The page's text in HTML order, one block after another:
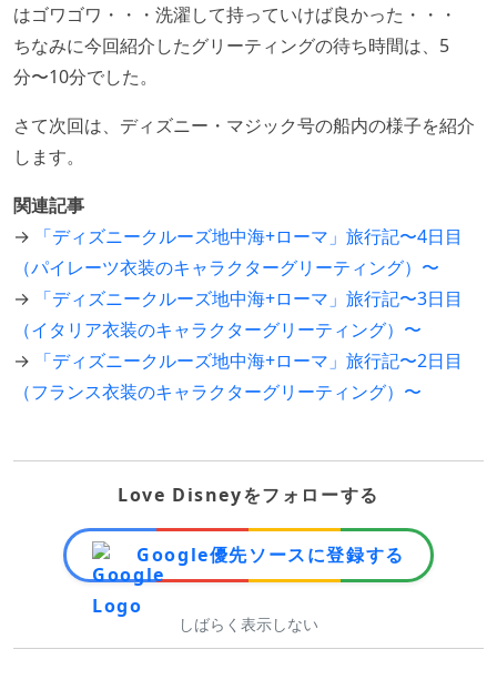
はゴワゴワ・・・洗濯して持っていけば良かった・・・
ちなみに今回紹介したグリーティングの待ち時間は、5
分〜10分でした。
さて次回は、ディズニー・マジック号の船内の様子を紹介
します。
関連記事
→
「ディズニークルーズ地中海+ローマ」旅行記〜4日目
（パイレーツ衣装のキャラクターグリーティング）〜
→
「ディズニークルーズ地中海+ローマ」旅行記〜3日目
（イタリア衣装のキャラクターグリーティング）〜
→
「ディズニークルーズ地中海+ローマ」旅行記〜2日目
（フランス衣装のキャラクターグリーティング）〜
Love Disneyをフォローする
Google優先ソースに登録する
しばらく表示しない